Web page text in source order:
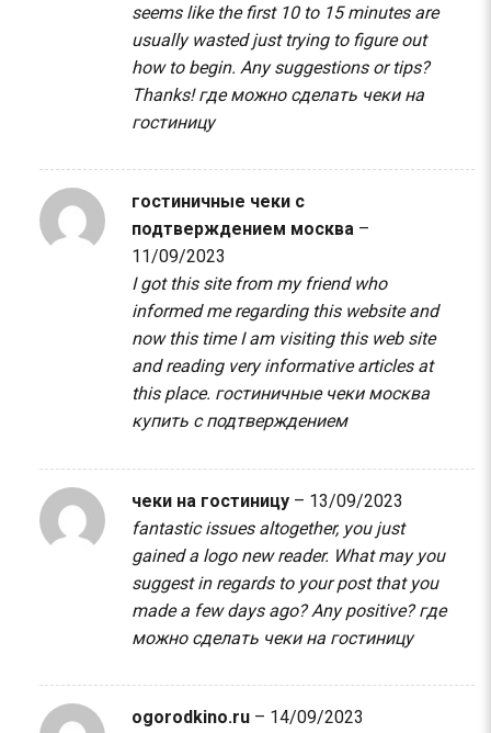
seems like the first 10 to 15 minutes are
usually wasted just trying to figure out
how to begin. Any suggestions or tips?
Thanks!где можно сделать чеки на
гостиницу
гостиничные чеки с
подтверждением москва –
11/09/2023
I got this site from my friend who
informed me regarding this website and
now this time I am visiting this web site
and reading very informative articles at
this place. гостиничные чеки москва
купить с подтверждением
чеки на гостиницу – 13/09/2023
fantastic issues altogether, you just
gained a logo new reader. What may you
suggest in regards to your post that you
made a few days ago? Any positive?где
можно сделать чеки на гостиницу
ogorodkino.ru – 14/09/2023